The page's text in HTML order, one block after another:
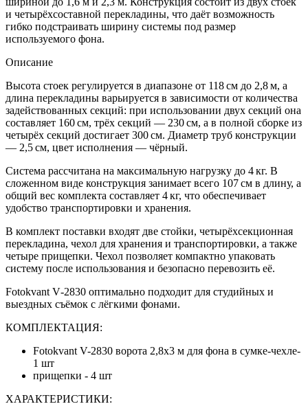
и четырёхсоставной перекладины, что даёт возможность
гибко подстраивать ширину системы под размер
используемого фона.
Описание
Высота стоек регулируется в диапазоне от 118 см до 2,8 м, а
длина перекладины варьируется в зависимости от количества
задействованных секций: при использовании двух секций она
составляет 160 см, трёх секций — 230 см, а в полной сборке из
четырёх секций достигает 300 см. Диаметр труб конструкции
— 2,5 см, цвет исполнения — чёрный.
Система рассчитана на максимальную нагрузку до 4 кг. В
сложенном виде конструкция занимает всего 107 см в длину, а
общий вес комплекта составляет 4 кг, что обеспечивает
удобство транспортировки и хранения.
В комплект поставки входят две стойки, четырёхсекционная
перекладина, чехол для хранения и транспортировки, а также
четыре прищепки. Чехол позволяет компактно упаковать
систему после использования и безопасно перевозить её.
Fotokvant V‑2830 оптимально подходит для студийных и
выездных съёмок с лёгкими фонами.
КОМПЛЕКТАЦИЯ:
Fotokvant V-2830 ворота 2,8х3 м для фона в сумке-чехле-
1 шт
прищепки - 4 шт
ХАРАКТЕРИСТИКИ: